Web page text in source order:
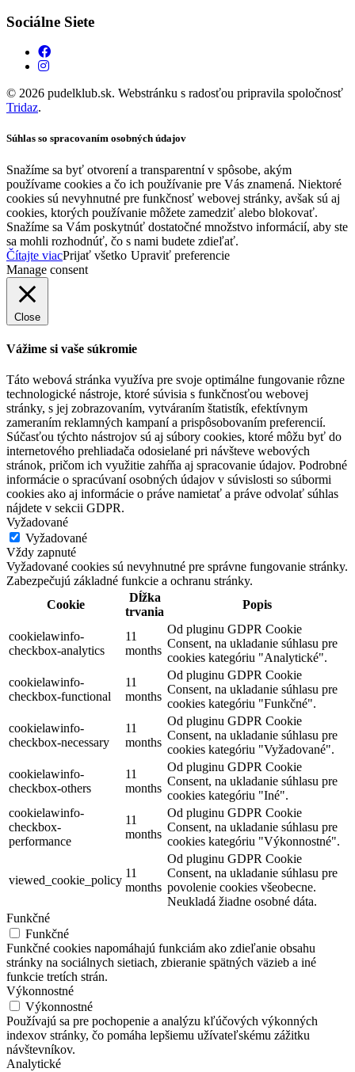
Sociálne Siete
© 2026 pudelklub.sk. Webstránku s radosťou pripravila spoločnosť
Tridaz.
Súhlas so spracovaním osobných údajov
Snažíme sa byť otvorení a transparentní v spôsobe, akým
používame cookies a čo ich používanie pre Vás znamená. Niektoré
cookies sú nevyhnutné pre funkčnosť webovej stránky, avšak sú aj
cookies, ktorých používanie môžete zamedziť alebo blokovať.
Snažíme sa Vám poskytnúť dostatočné množstvo informácií, aby ste
sa mohli rozhodnúť, čo s nami budete zdieľať.
Čítajte viacPrijať všetko Upraviť preferencie
Manage consent
Close
Vážime si vaše súkromie
Táto webová stránka využíva pre svoje optimálne fungovanie rôzne
technologické nástroje, ktoré súvisia s funkčnosťou webovej
stránky, s jej zobrazovaním, vytváraním štatistík, efektívnym
zameraním reklamných kampaní a prispôsobovaním preferencií.
Súčasťou týchto nástrojov sú aj súbory cookies, ktoré môžu byť do
internetového prehliadača odosielané pri návšteve webových
stránok, pričom ich využitie zahŕňa aj spracovanie údajov. Podrobné
informácie o spracúvaní osobných údajov v súvislosti so súbormi
cookies ako aj informácie o práve namietať a práve odvolať súhlas
nájdete v sekcii GDPR.
Vyžadované
Vyžadované
Vždy zapnuté
Vyžadované cookies sú nevyhnutné pre správne fungovanie stránky.
Zabezpečujú základné funkcie a ochranu stránky.
Cookie
Dĺžka
trvania
Popis
cookielawinfo-
checkbox-analytics
11
months
Od pluginu GDPR Cookie
Consent, na ukladanie súhlasu pre
cookies kategóriu "Analytické".
cookielawinfo-
checkbox-functional
11
months
Od pluginu GDPR Cookie
Consent, na ukladanie súhlasu pre
cookies kategóriu "Funkčné".
cookielawinfo-
checkbox-necessary
11
months
Od pluginu GDPR Cookie
Consent, na ukladanie súhlasu pre
cookies kategóriu "Vyžadované".
cookielawinfo-
checkbox-others
11
months
Od pluginu GDPR Cookie
Consent, na ukladanie súhlasu pre
cookies kategóriu "Iné".
cookielawinfo-
checkbox-
performance
11
months
Od pluginu GDPR Cookie
Consent, na ukladanie súhlasu pre
cookies kategóriu "Výkonnostné".
viewed_cookie_policy
11
months
Od pluginu GDPR Cookie
Consent, na ukladanie súhlasu pre
povolenie cookies všeobecne.
Neukladá žiadne osobné dáta.
Funkčné
Funkčné
Funkčné cookies napomáhajú funkciám ako zdieľanie obsahu
stránky na sociálnych sietiach, zbieranie spätných väzieb a iné
funkcie tretích strán.
Výkonnostné
Výkonnostné
Používajú sa pre pochopenie a analýzu kľúčových výkonných
indexov stránky, čo pomáha lepšiemu užívateľskému zážitku
návštevníkov.
Analytické